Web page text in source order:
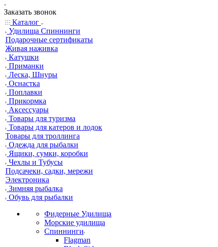
Заказать звонок
Каталог
Удилища Спиннинги
Подарочные сертификаты
Живая наживка
Катушки
Приманки
Леска, Шнуры
Оснастка
Поплавки
Прикормка
Аксессуары
Товары для туризма
Товары для катеров и лодок
Товары для троллинга
Одежда для рыбалки
Ящики, сумки, коробки
Чехлы и Тубусы
Подсачеки, садки, мережи
Электроника
Зимняя рыбалка
Обувь для рыбалки
Фидерные Удилища
Морские удилища
Спиннинги
Flagman